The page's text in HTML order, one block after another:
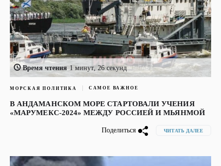
Время чтения 1 минут, 26 секунд
МОРСКАЯ ПОЛИТИКА САМОЕ ВАЖНОЕ
В АНДАМАНСКОМ МОРЕ СТАРТОВАЛИ УЧЕНИЯ
«МАРУМЕКС-2024» МЕЖДУ РОССИЕЙ И МЬЯНМОЙ
Поделиться ЧИТАТЬ ДАЛЕЕ